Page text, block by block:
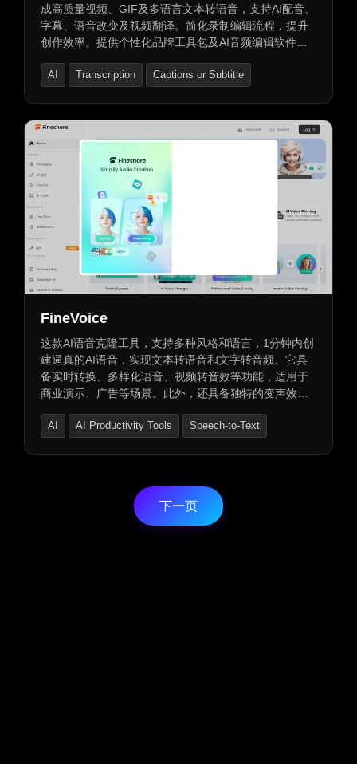
成高质量视频、GIF及多语言文本转语音，支持AI配音、
字幕、语音改变及视频翻译。简化录制编辑流程，提升
创作效率。提供个性化品牌工具包及AI音频编辑软件，
供试用，不同层次的订阅服务满足各种需求。
AI Transcription Captions or Subtitle
FineVoice
这款AI语音克隆工具，支持多种风格和语言，1分钟内创
建逼真的AI语音，实现文本转语音和文字转音频。它具
备实时转换、多样化语音、视频转音效等功能，适用于
商业演示、广告等场景。此外，还具备独特的变声效果
问。轻松探索、创建和分享丰富的音效资源。
AI AI Productivity Tools Speech-to-Text
下一页